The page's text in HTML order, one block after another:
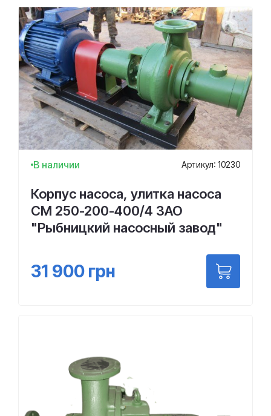
В наличии Артикул: 10230
Корпус насоса, улитка насоса
СМ 250-200-400/4 ЗАО
"Рыбницкий насосный завод"
31 900 грн